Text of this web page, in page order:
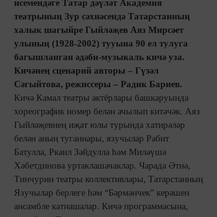
исемендәге Татар дәүләт Академия
театрының Зур сәхнәсендә Татарстанның
халык шагыйре Гыйләҗев Аяз Мирсәет
улының (1928-2002) тууына 90 ел тулуга
багышланган әдәби-музыкаль кичә уза.
Кичәнең сценарий авторы – Гүзәл
Сәгыйтова, режиссеры – Радик Бариев.
Кичә Камал театры актёрлары башкаруында
хореографик номер белән ачылып китәчәк. Аяз
Гыйләҗевнең иҗат юлы турында хатирәләр
белән аның туганнары, язучылар Рабит
Батулла, Ркаил Зәйдулла һәм Миләүшә
Хәбетдинова уртаклашачаклар. Чарада Әтнә,
Тинчурин театры коллективлары, Татарстанның
Язучылар берлеге һәм “Бәрмәнчек” керәшен
ансамбле катнашалар. Кичә программасына,